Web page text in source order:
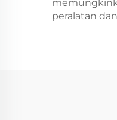
peralatan